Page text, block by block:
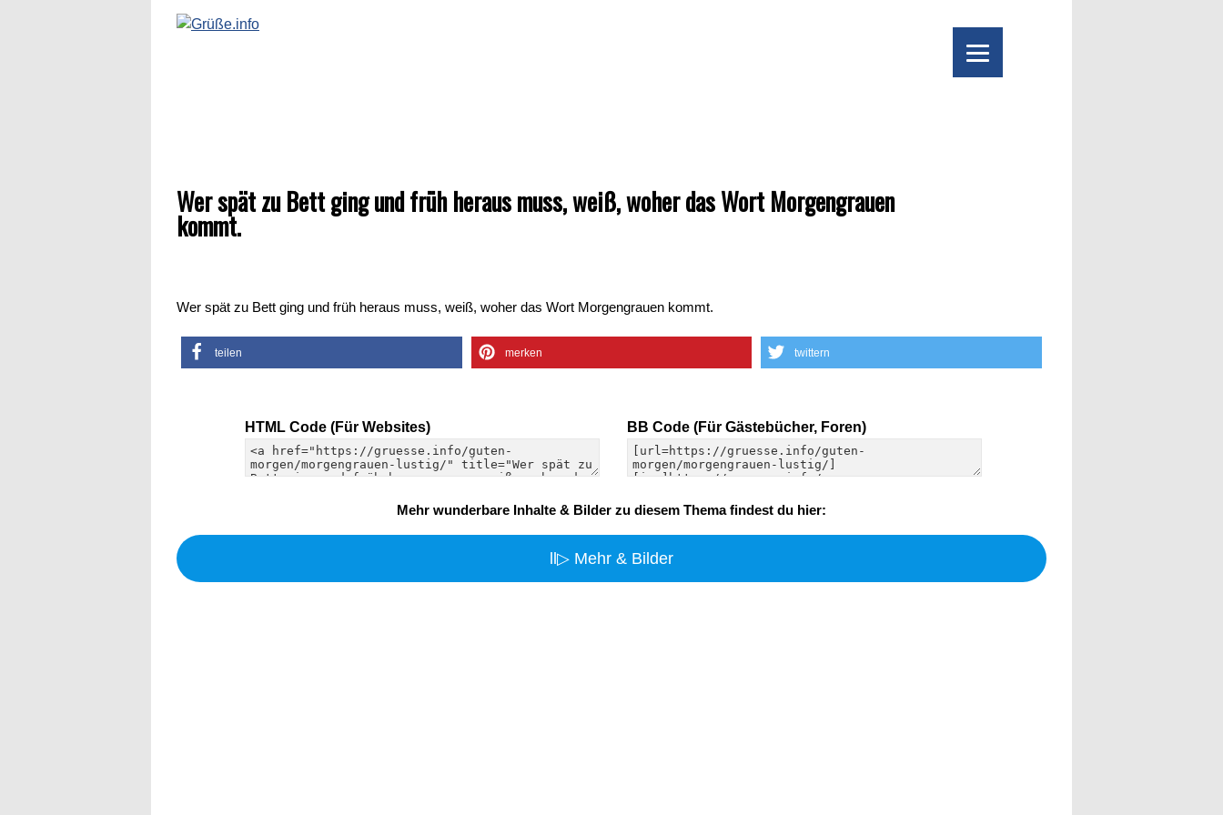
Wer spät zu Bett ging und früh heraus muss, weiß, woher das Wort Morgengrauen
kommt.
Wer spät zu Bett ging und früh heraus muss, weiß, woher das Wort Morgengrauen kommt.
teilen merken twittern
HTML Code (Für Websites) BB Code (Für Gästebücher, Foren)
Mehr wunderbare Inhalte & Bilder zu diesem Thema findest du hier:
ll▷ Mehr & Bilder